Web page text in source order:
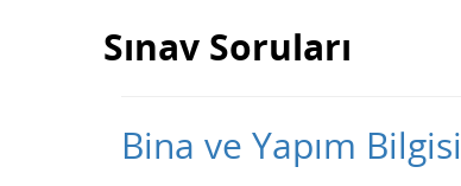
Sınav Soruları
Bina ve Yapım